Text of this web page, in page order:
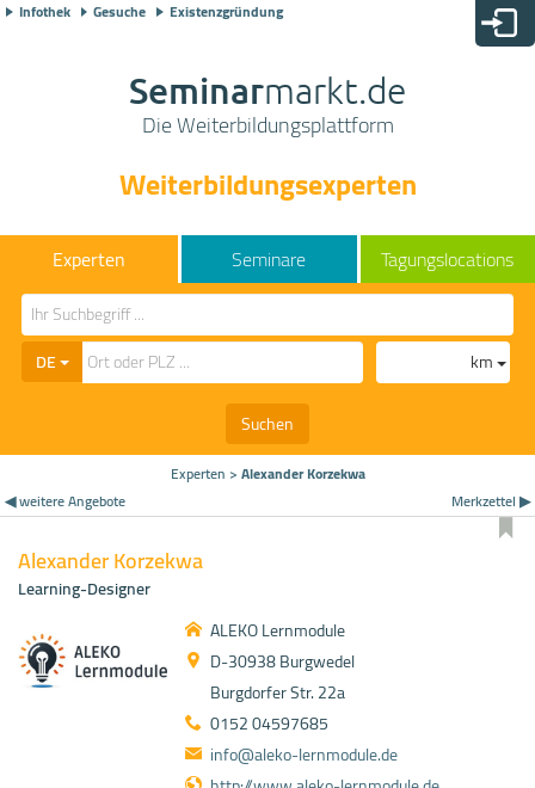
Infothek Gesuche Existenzgründung
Seminarmarkt.de
Die Weiterbildungsplattform
Weiterbildungsexperten
Seminare Tagungslocations
DE
km
Suchen
Experten >Alexander Korzekwa
◀ weitere Angebote
Merkzettel ▶
Alexander Korzekwa
Learning-Designer
ALEKO Lernmodule
D-30938 Burgwedel
Burgdorfer Str. 22a
0152 04597685
info@aleko-lernmodule.de